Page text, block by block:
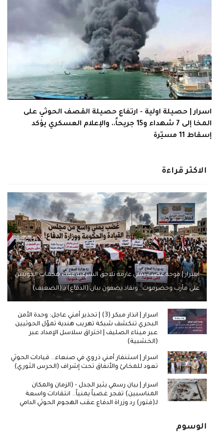
اسرار | حصيلة اولية - ارتفاع حصيلة القصف الحوثي على
المخا إلى 7 شهداء و15 جريحاً.. والإعلام العسكري يؤكد
إسقاط 11 مسيّرة
الاكثر قراءة
اسرار | موجة غضب يمني عارمة تلاحق الشرعية عقب هجمات الحوثيين
على مأرب وحضرموت.. ونقاد يصفون بيان (الدفاع) بـ (الضعيف)
اسرار | انذار مبكر (3) | تحذير أمني عاجل: وحدة الأمن
البحري تنكشف شبكة تهريب هندية تموّل الحوثيين
عبر ميناء الصليف | اختراق سلاسل الإمداد عبر
(الخشبية)
اسرار | استنفار أمني ذروي في صنعاء.. قيادات الحوثي
تعود للمخابئ والأنفاق تحت إشراف (الحرس الثوري)
اسرار | بيان رسمي يثير الجدل - (الزمان والمكان
المناسبين) تفجر غضباً يمنياً.. انتقادات واسعة
لـ(فتور) رد وزراة الدفاع عقب الهجوم الحوثي الدامي
الوسوم